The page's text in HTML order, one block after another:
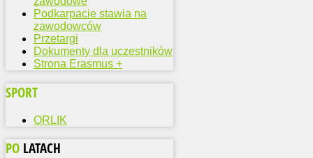
Podkarpacie stawia na
zawodowców
Przetargi
Dokumenty dla uczestników
Strona Erasmus +
SPORT
ORLIK
PO LATACH